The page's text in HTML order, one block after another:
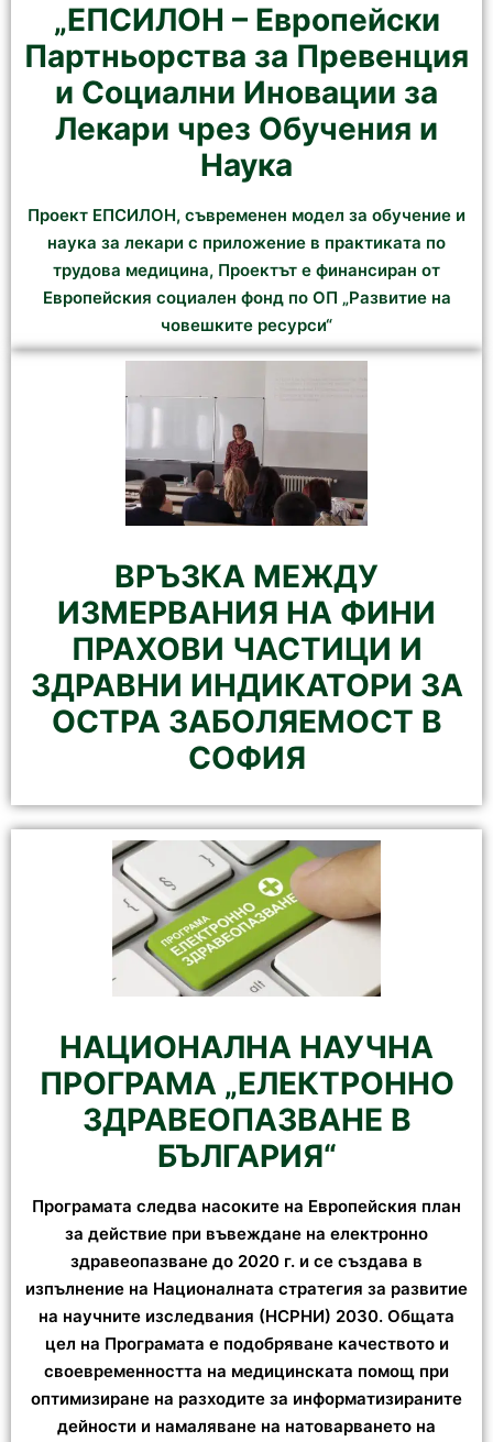
„ЕПСИЛОН – Европейски
Партньорства за Превенция
и Социални Иновации за
Лекари чрез Обучения и
Наука
Проект ЕПСИЛОН, съвременен модел за обучение и
наука за лекари с приложение в практиката по
трудова медицина, Проектът е финансиран от
Европейския социален фонд по ОП „Развитие на
човешките ресурси“
ВРЪЗКА МЕЖДУ
ИЗМЕРВАНИЯ НА ФИНИ
ПРАХОВИ ЧАСТИЦИ И
ЗДРАВНИ ИНДИКАТОРИ ЗА
ОСТРА ЗАБОЛЯЕМОСТ В
СОФИЯ
НАЦИОНАЛНА НАУЧНА
ПРОГРАМА „ЕЛЕКТРОННО
ЗДРАВЕОПАЗВАНЕ В
БЪЛГАРИЯ“
Програмата следва насоките на Европейския план
за действие при въвеждане на електронно
здравеопазване до 2020 г. и се създава в
изпълнение на Националната стратегия за развитие
на научните изследвания (НСРНИ) 2030. Общата
цел на Програмата е подобряване качеството и
своевременността на медицинската помощ при
оптимизиране на разходите за информатизираните
дейности и намаляване на натоварването на